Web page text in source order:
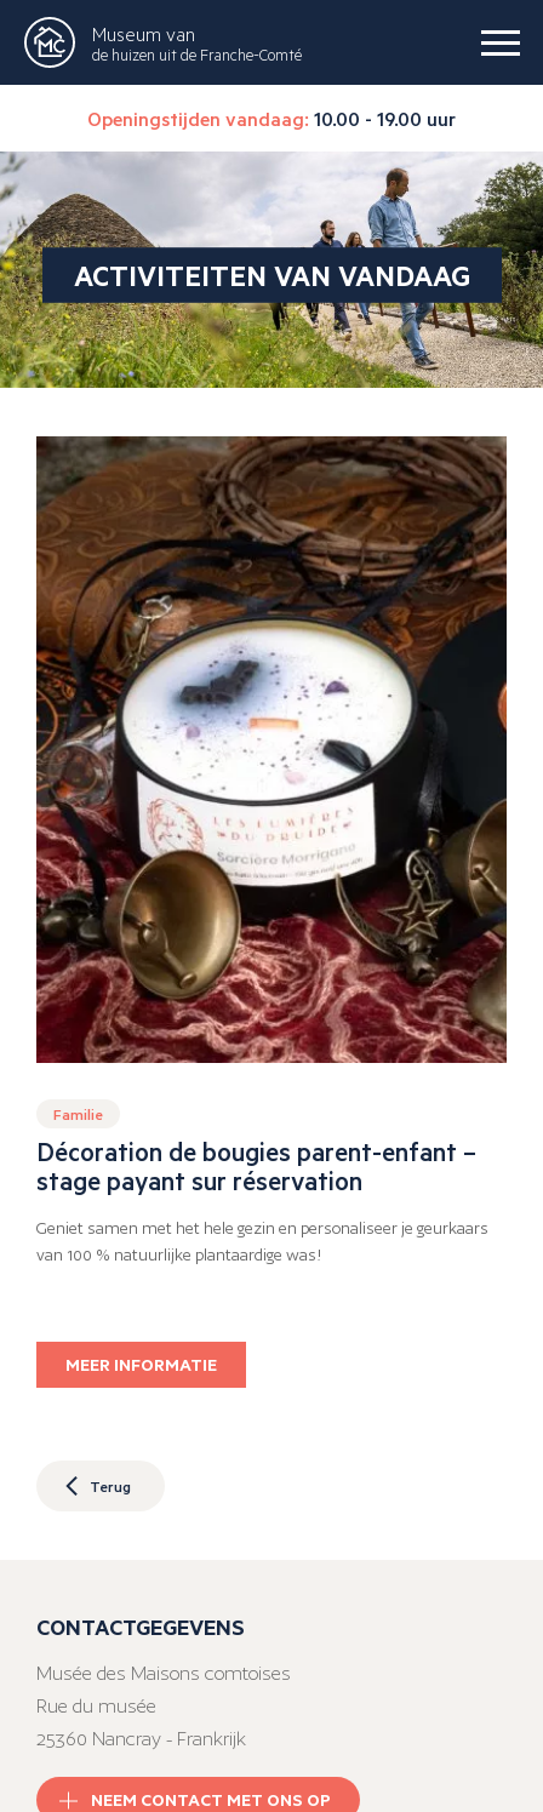
Museum van
de huizen uit de Franche-Comté
Openingstijden vandaag: 10.00 - 19.00 uur
ACTIVITEITEN VAN VANDAAG
Familie
Décoration de bougies parent-enfant –
stage payant sur réservation
Geniet samen met het hele gezin en personaliseer je geurkaars
van 100 % natuurlijke plantaardige was!
MEER INFORMATIE
Terug
CONTACTGEGEVENS
Musée des Maisons comtoises
Rue du musée
25360 Nancray - Frankrijk
NEEM CONTACT MET ONS OP